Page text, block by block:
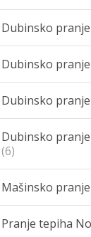
Dubinsko
Dubinsko
Dubinsko
Dubinsko
(6)
Mašinsko
Pranje tepiha